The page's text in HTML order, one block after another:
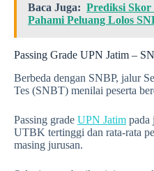
Baca Juga: Prediksi
Pahami Peluang Lolos
Passing Grade UPN Jatim –
Berbeda dengan SNBP, jalur
Tes (SNBT) menilai peserta
Passing grade UPN Jatim pada
UTBK tertinggi dan rata-rata
masing jurusan.